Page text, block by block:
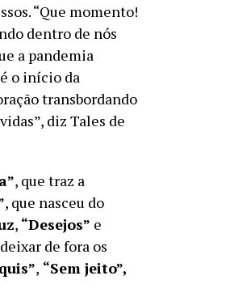
“Que momento!
dentro de nós
a pandemia
o início da
transbordando
diz Tales de
, que traz a
, que nasceu do
, “Desejos” e
de fora os
, “Sem jeito”,